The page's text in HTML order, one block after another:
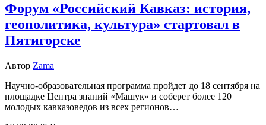
Форум «Российский Кавказ: история,
геополитика, культура» стартовал в
Пятигорске
Автор Zama
Научно-образовательная программа пройдет до 18 сентября на
площадке Центра знаний «Машук» и соберет более 120
молодых кавказоведов из всех регионов…